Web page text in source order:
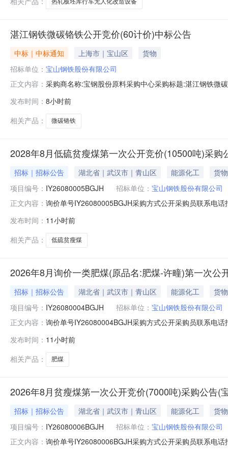
热轧板坯库行车无人化改造设备
湛江钢铁微碳铬铁公开竞价(60计价)中标公告
中标｜中标通知 上海市｜宝山区
货物
招标单位： 宝山钢铁股份有限公司
正文内容： 采购商名称:宝钢股份原料采购中心采购标题:湛江钢铁微
发布时间： 8小时前
相关产品：
微碳铬铁
2028年8月低硫贫瘦煤第一次公开竞价(10500吨)采购
招标｜招标公告 湖北省｜武汉市｜青山区 能源化工
货物
项目编号： IY26080005BGJH 招标单位： 宝山钢铁股份有限公司
正文内容： 询价单号IY26080005BGJH采购方式公开采购员联系电
证金额度：2000000.0元三、商务条款：定价说明：湿
发布时间： 11小时前
相关产品：
低硫贫瘦煤
2026年8月询价一类肥煤(原品名:肥煤-许疃)第一次
招标｜招标公告 湖北省｜武汉市｜青山区 能源化工
货物
项目编号： IY26080004BGJH 招标单位： 宝山钢铁股份有限公司
正文内容： 询价单号IY26080004BGJH采购方式公开采购员联系电
二、保证金额度：2000000.0元三、商务条款：定价说
发布时间： 11小时前
相关产品：
肥煤
2026年8月贫瘦煤第一次公开竞价(7000吨)采购公告(
招标｜招标公告 湖北省｜武汉市｜青山区 能源化工
货物
项目编号： IY26080006BGJH 招标单位： 宝山钢铁股份有限公司
正文内容： 询价单号IY26080006BGJH采购方式公开采购员联系电